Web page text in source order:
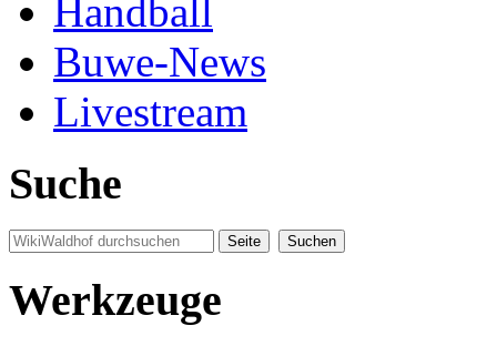
Handball
Buwe-News
Livestream
Suche
Werkzeuge